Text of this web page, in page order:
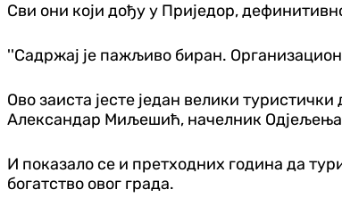
Сви они који дођу у Приједор,
''Садржај је пажљиво биран.
Ово заиста јесте један велики
Александар Миљешић, начелник Одјељења
И показало се и претходних година да
богатство овог града.